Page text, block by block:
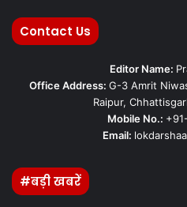
Contact Us
Editor Name:
Office Address: G-3 Amrit
Raipur,
Mobile No.:
Email:
#बड़ी खबरें